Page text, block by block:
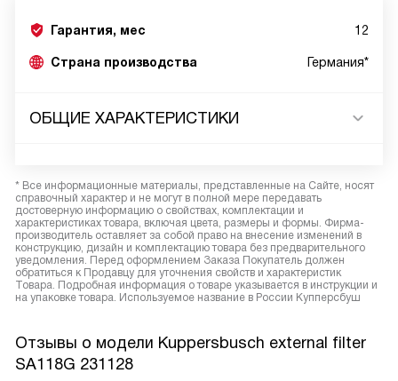
Гарантия, мес 12
Страна производства Германия*
ОБЩИЕ ХАРАКТЕРИСТИКИ
* Все информационные материалы, представленные на Сайте, носят
справочный характер и не могут в полной мере передавать
достоверную информацию о свойствах, комплектации и
характеристиках товара, включая цвета, размеры и формы. Фирма-
производитель оставляет за собой право на внесение изменений в
конструкцию, дизайн и комплектацию товара без предварительного
уведомления. Перед оформлением Заказа Покупатель должен
обратиться к Продавцу для уточнения свойств и характеристик
Товара. Подробная информация о товаре указывается в инструкции и
на упаковке товара. Используемое название в России Купперсбуш
Отзывы о модели Kuppersbusch external filter
SA118G 231128